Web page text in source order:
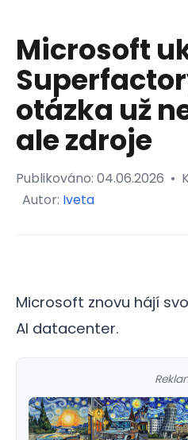
Microsoft
otázka už
ale zdroje
Publikováno: 04.06.2026 •
Autor: Iveta
Microsoft znovu hájí
AI datacenter.